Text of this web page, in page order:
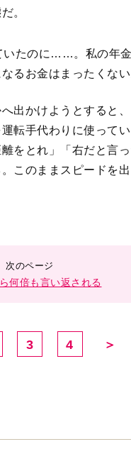
。
いたのに……。私の年
るお金はまったくない
出かけようとすると
転手代わりに使って
をとれ」「右だと言
このままスピードを
何倍も言い返される
3 4 ＞